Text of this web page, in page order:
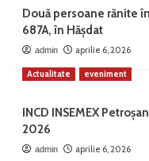
Două persoane rănite
687A, în Hășdat
admin aprilie 6, 2026
Actualitate eveniment
INCD INSEMEX
2026
admin aprilie 6, 2026